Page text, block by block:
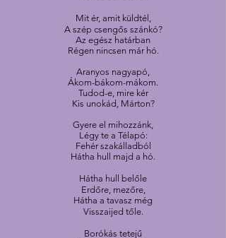
Mit ér, amit küldtél,
A szép csengős szánkó?
Az egész határban
Régen nincsen már hó.
Aranyos nagyapó,
Ákom-bákom-mákom.
Tudod-e, mire kér
Kis unokád, Márton?
Gyere el mihozzánk,
Légy te a Télapó:
Fehér szakálladból
Hátha hull majd a hó.
Hátha hull belőle
Erdőre, mezőre,
Hátha a tavasz még
Visszaijed tőle.
Borókás tetejű